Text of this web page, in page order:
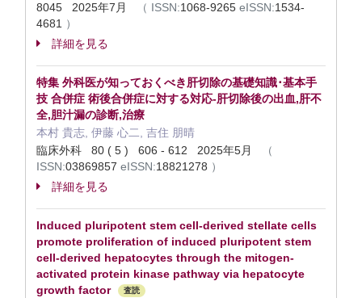
8045 2025年7月
（ ISSN:1068-9265 eISSN:1534-
4681 ）
詳細を見る
特集 外科医が知っておくべき肝切除の基礎知識･基本手
技 合併症 術後合併症に対する対応-肝切除後の出血,肝不
全,胆汁漏の診断,治療
本村 貴志, 伊藤 心二, 吉住 朋晴
臨床外科 80 ( 5 ) 606 - 612 2025年5月
（
ISSN:03869857 eISSN:18821278 ）
詳細を見る
Induced pluripotent stem cell-derived stellate cells
promote proliferation of induced pluripotent stem
cell-derived hepatocytes through the mitogen-
activated protein kinase pathway via hepatocyte
growth factor
査読